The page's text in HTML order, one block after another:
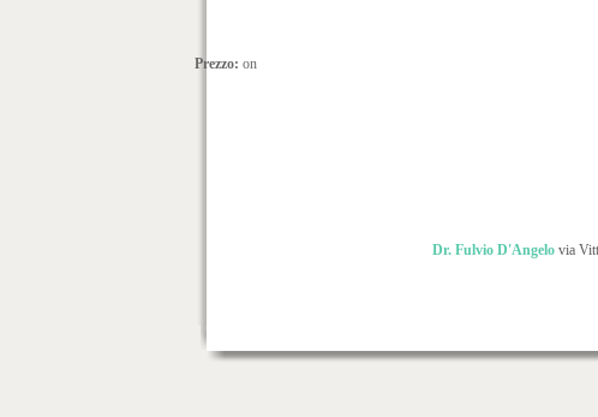
Prezzo: on
Dr. Fulvio D'Angelo via